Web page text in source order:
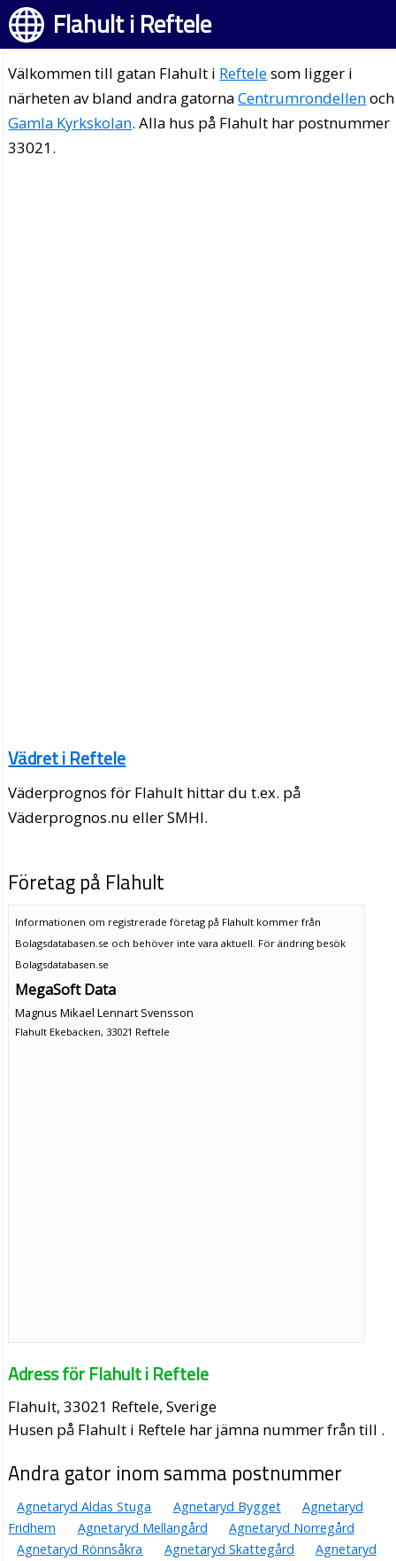
Flahult i Reftele
Välkommen till gatan Flahult i Reftelesom ligger i
närheten av bland andra gatornaCentrumrondellenoch
Gamla Kyrkskolan. Alla hus på Flahult har postnummer
33021.
Vädret i Reftele
Väderprognos för Flahult hittar du t.ex. på
Väderprognos.nu eller SMHI.
Företag på Flahult
Informationen om registrerade företag på Flahult kommer från
Bolagsdatabasen.se och behöver inte vara aktuell. För ändring besök
Bolagsdatabasen.se
MegaSoft Data
Magnus Mikael Lennart Svensson
Flahult Ekebacken, 33021 Reftele
Adress för Flahult i Reftele
Flahult, 33021 Reftele, Sverige
Husen på Flahult i Reftele har jämna nummer från till .
Andra gator inom samma postnummer
Agnetaryd Aldas Stuga Agnetaryd Bygget
Agnetaryd
Fridhem
Agnetaryd Mellangård
Agnetaryd Norregård
Agnetaryd Rönnsåkra
Agnetaryd Skattegård
Agnetaryd